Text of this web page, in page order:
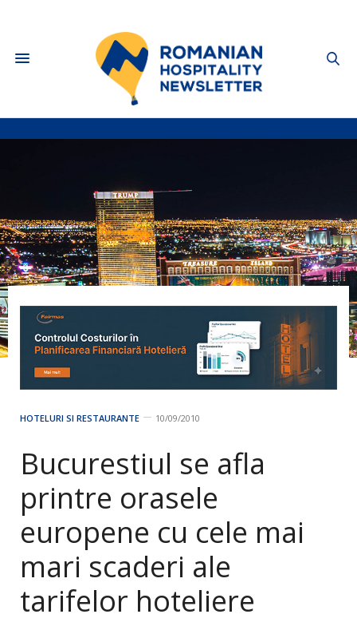
HOTELURI SI RESTAURANTE 10/09/2010
Bucurestiul se afla
printre orasele
europene cu cele mai
mari scaderi ale
tarifelor hoteliere